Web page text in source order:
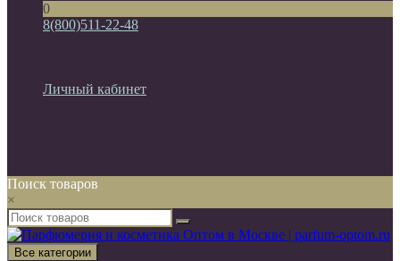
0
8(800)511-22-48
Личный кабинет
Поиск товаров
×
Все категории